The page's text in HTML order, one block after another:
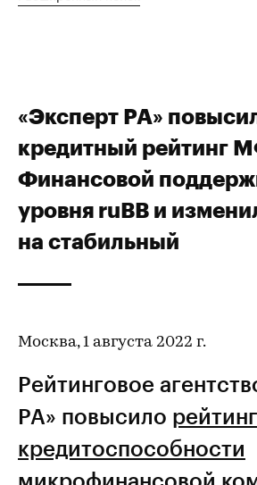
«Эксперт РА»
кредитный рейтинг
Финансовой
уровня ruBB и
на стабильный
Москва, 1 августа 2022 г.
Рейтинговое
РА» повысило рейтинг
кредитоспособности